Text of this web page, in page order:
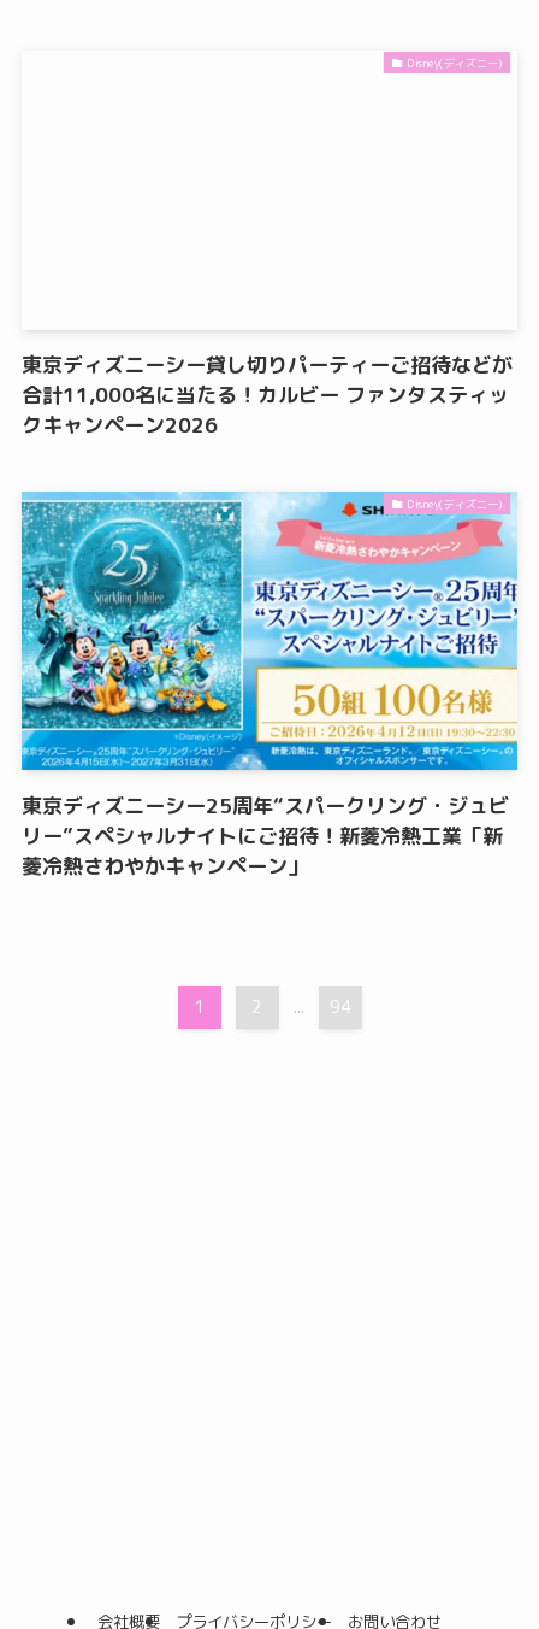
Disney(ディズニー)
東京ディズニーシー貸し切りパーティーご招待などが
合計11,000名に当たる！カルビー ファンタスティッ
クキャンペーン2026
Disney(ディズニー)
東京ディズニーシー25周年“スパークリング・ジュビ
リー”スペシャルナイトにご招待！新菱冷熱工業「新
菱冷熱さわやかキャンペーン」
1 2 ... 94
会社概要 プライバシーポリシー お問い合わせ